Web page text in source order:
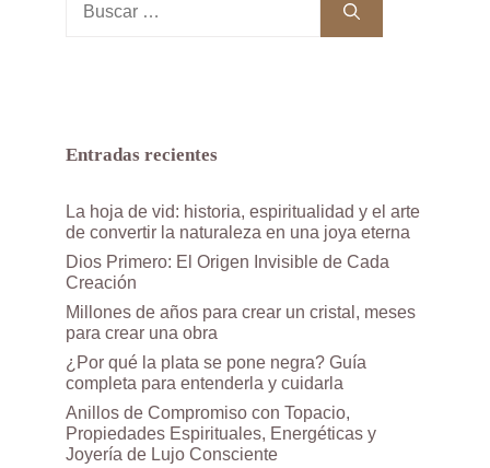
Entradas recientes
La hoja de vid: historia, espiritualidad y el arte
de convertir la naturaleza en una joya eterna
Dios Primero: El Origen Invisible de Cada
Creación
Millones de años para crear un cristal, meses
para crear una obra
¿Por qué la plata se pone negra? Guía
completa para entenderla y cuidarla
Anillos de Compromiso con Topacio,
Propiedades Espirituales, Energéticas y
Joyería de Lujo Consciente